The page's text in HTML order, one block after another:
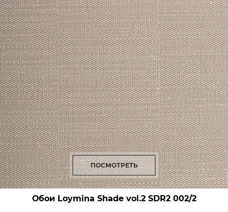
ПОСМОТРЕТЬ
Обои Loymina Shade vol.2SDR2 002/2